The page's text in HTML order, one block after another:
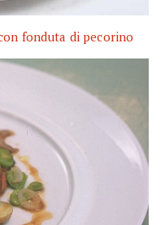
fonduta di pecorino